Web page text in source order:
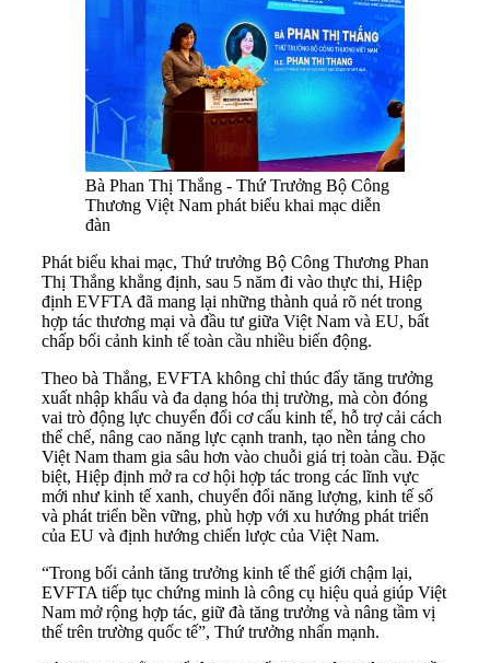
Bà Phan Thị Thắng - Thứ Trưởng Bộ Công
Thương Việt Nam phát biểu khai mạc diễn
đàn
Phát biểu khai mạc, Thứ trưởng Bộ Công Thương Phan
Thị Thắng khẳng định, sau 5 năm đi vào thực thi, Hiệp
định EVFTA đã mang lại những thành quả rõ nét trong
hợp tác thương mại và đầu tư giữa Việt Nam và EU, bất
chấp bối cảnh kinh tế toàn cầu nhiều biến động.
Theo bà Thắng, EVFTA không chỉ thúc đẩy tăng trưởng
xuất nhập khẩu và đa dạng hóa thị trường, mà còn đóng
vai trò động lực chuyển đổi cơ cấu kinh tế, hỗ trợ cải cách
thể chế, nâng cao năng lực cạnh tranh, tạo nền tảng cho
Việt Nam tham gia sâu hơn vào chuỗi giá trị toàn cầu. Đặc
biệt, Hiệp định mở ra cơ hội hợp tác trong các lĩnh vực
mới như kinh tế xanh, chuyển đổi năng lượng, kinh tế số
và phát triển bền vững, phù hợp với xu hướng phát triển
của EU và định hướng chiến lược của Việt Nam.
“Trong bối cảnh tăng trưởng kinh tế thế giới chậm lại,
EVFTA tiếp tục chứng minh là công cụ hiệu quả giúp Việt
Nam mở rộng hợp tác, giữ đà tăng trưởng và nâng tầm vị
thế trên trường quốc tế”, Thứ trưởng nhấn mạnh.